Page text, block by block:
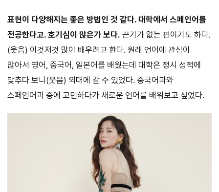
표현이 다양해지는 좋은 방법인 것 같다. 대학에서 스페인어를
전공한다고. 호기심이 많은가 보다. 끈기가 없는 편이기도 하다.
(웃음) 이것저것 많이 배우려고 한다. 원래 언어에 관심이
많아서 영어, 중국어, 일본어를 배웠는데 대학은 정시 성적에
맞추다 보니(웃음) 외대에 갈 수 있었다. 중국어과와
스페인어과 중에 고민하다가 새로운 언어를 배워보고 싶었다.